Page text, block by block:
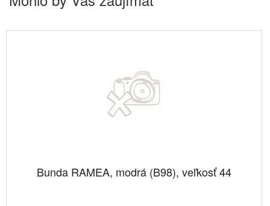
Bunda RAMEA, modrá (B98), veľkosť 44